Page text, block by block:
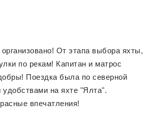
От этапа выбора яхты,
по рекам! Капитан и матрос
Поездка была по северной
на яхте "Ялта".
впечатления!